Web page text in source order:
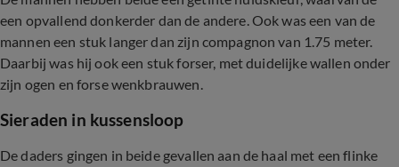
een opvallend donkerder dan de andere. Ook was een van de
mannen een stuk langer dan zijn compagnon van 1.75 meter.
Daarbij was hij ook een stuk forser, met duidelijke wallen onder
zijn ogen en forse wenkbrauwen.
Sieraden in kussensloop
De daders gingen in beide gevallen aan de haal met een flinke